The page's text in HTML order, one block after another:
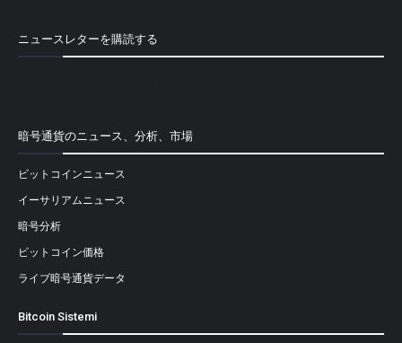
ニュースレターを購読する
暗号通貨のニュース、分析、市場
ビットコインニュース
イーサリアムニュース
暗号分析
ビットコイン価格
ライブ暗号通貨データ
Bitcoin Sistemi